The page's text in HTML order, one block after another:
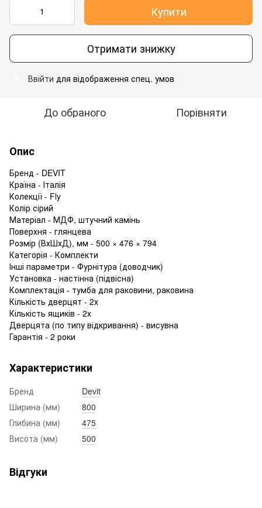
Купити
Отримати знижку
Ввійти для відображення спец. умов
До обраного Порівняти
Опис
Бренд - DEVIT
Країна - Італія
Колекції - Fly
Колір сірий
Матеріал - МДФ, штучний камінь
Поверхня - глянцева
Розмір (ВхШхД), мм - 500 × 476 × 794
Категорія - Комплекти
Інші параметри - Фурнітура (доводчик)
Установка - настінна (підвісна)
Комплектація - тумба для раковини, раковина
Кількість дверцят - 2х
Кількість ящиків - 2х
Дверцята (по типу відкривання) - висувна
Гарантія - 2 роки
Характеристики
Бренд
Devit
Ширина (мм)
800
Глибина (мм)
475
Висота (мм)
500
Відгуки